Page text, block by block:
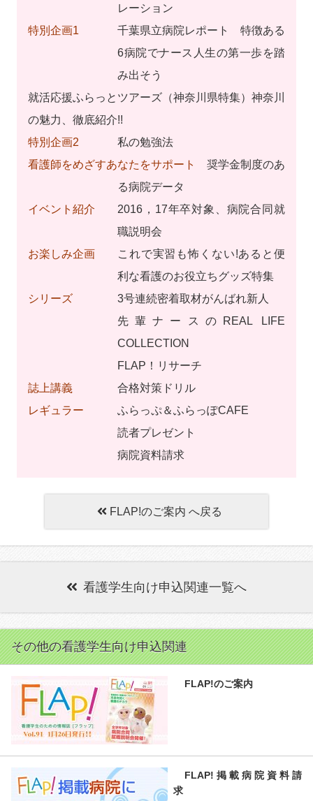
レーション
特別企画1
千葉県立病院レポート 特徴ある
6病院でナース人生の第一歩を踏
み出そう
就活応援ふらっとツアーズ（神奈川県特集）神奈川
の魅力、徹底紹介!!
特別企画2
私の勉強法
看護師をめざすあなたをサポート
奨学金制度のあ
る病院データ
イベント紹介
2016，17年卒対象、病院合同就
職説明会
お楽しみ企画
これで実習も怖くない!あると便
利な看護のお役立ちグッズ特集
シリーズ
3号連続密着取材がんばれ新人
先輩ナースのREAL LIFE
COLLECTION
FLAP！リサーチ
誌上講義
合格対策ドリル
レギュラー
ふらっぷ＆ふらっぽCAFE
読者プレゼント
病院資料請求
FLAP!のご案内 へ戻る
看護学生向け申込関連一覧へ
その他の看護学生向け申込関連
FLAP!のご案内
FLAP!掲載病院資料請
求